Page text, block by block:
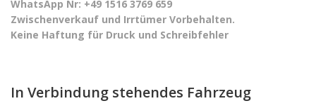
WhatsApp Nr: +49 1516 3769 659
Zwischenverkauf und Irrtümer Vorbehalten.
Keine Haftung für Druck und Schreibfehler
In Verbindung stehendes Fahrzeug